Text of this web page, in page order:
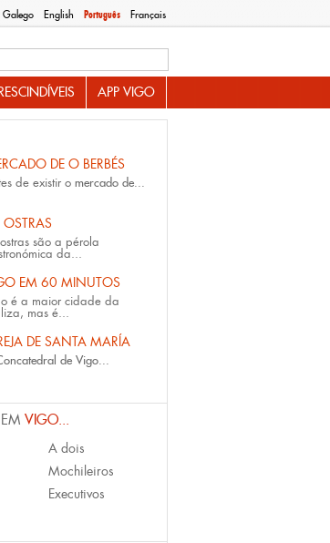
Galego English Português Français
APP VIGO
DE O BERBÉS
de existir o mercado de...
são a pérola
da...
EM 60 MINUTOS
é a maior cidade da
mas é...
DE SANTA MARÍA
de Vigo...
VIGO...
A dois
Mochileiros
Executivos